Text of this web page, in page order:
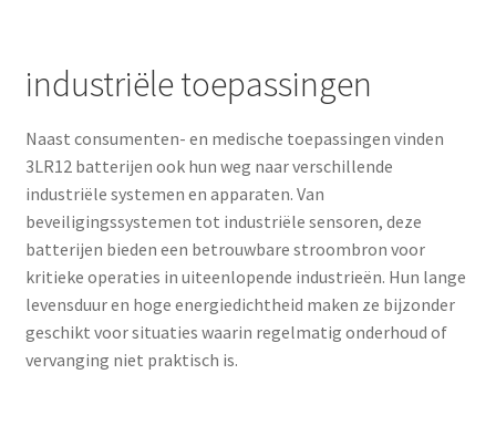
industriële toepassingen
Naast consumenten- en medische toepassingen vinden
3LR12 batterijen ook hun weg naar verschillende
industriële systemen en apparaten. Van
beveiligingssystemen tot industriële sensoren, deze
batterijen bieden een betrouwbare stroombron voor
kritieke operaties in uiteenlopende industrieën. Hun lange
levensduur en hoge energiedichtheid maken ze bijzonder
geschikt voor situaties waarin regelmatig onderhoud of
vervanging niet praktisch is.